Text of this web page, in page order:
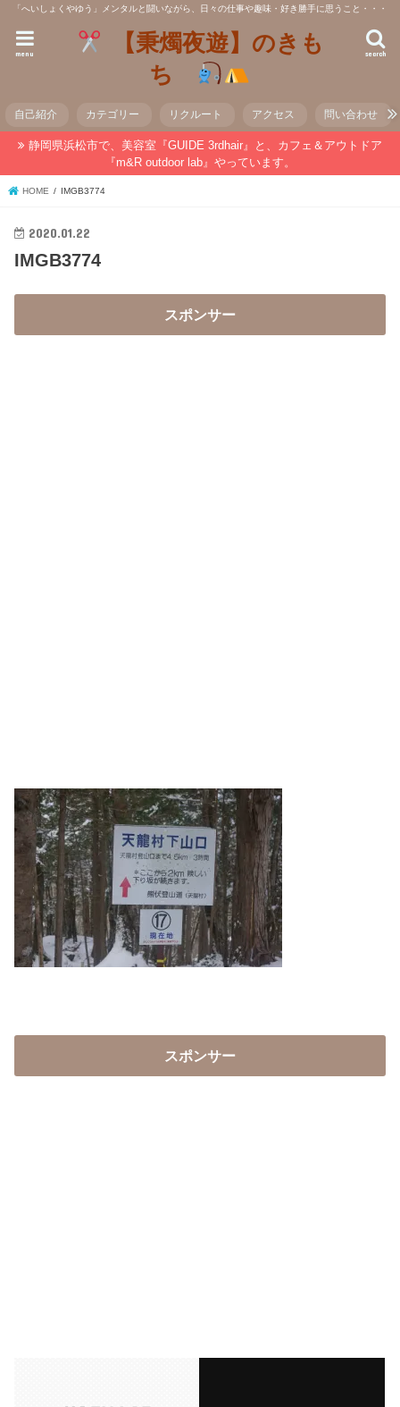
「へいしょくやゆう」メンタルと闘いながら、日々の仕事や趣味・好き勝手に思うこと・・・
【秉燭夜遊】のきも
ち
search
menu
自己紹介 カテゴリー リクルート アクセス 問い合わせ
静岡県浜松市で、美容室『GUIDE 3rdhair』と、カフェ＆アウトドア
『m&R outdoor lab』やっています。
HOME IMGB3774
2020.01.22
IMGB3774
スポンサー
スポンサー